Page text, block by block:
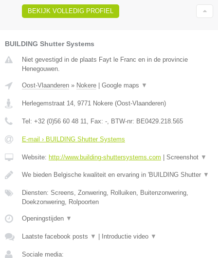
BEKIJK VOLLEDIG PROFIEL
BUILDING Shutter Systems
Niet gevestigd in de plaats Fayt le Franc en in de provincie
Henegouwen.
Oost-Vlaanderen » Nokere Google maps ▼
Herlegemstraat 14 9771 Nokere (Oost-Vlaanderen)
Tel: +32 (0)56 60 48 11 , Fax: - , BTW-nr: BE0429.218.565
E-mail › BUILDING Shutter Systems
Website: http://www.building-shuttersystems.com Screenshot ▼
We bieden Belgische kwaliteit en ervaring in 'BUILDING Shutter ▼
Diensten: Screens, Zonwering, Rolluiken, Buitenzonwering,
Doekzonwering, Rolpoorten
Openingstijden ▼
Laatste facebook posts ▼ Introductie video ▼
Sociale media: